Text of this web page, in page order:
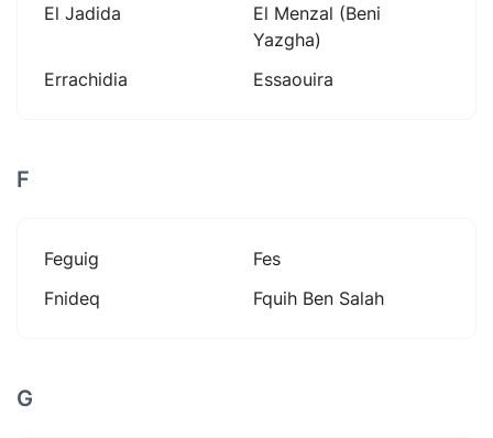
El Jadida
El Menzal (beni
Yazgha)
Errachidia
Essaouira
F
Feguig
Fes
Fnideq
Fquih Ben Salah
G